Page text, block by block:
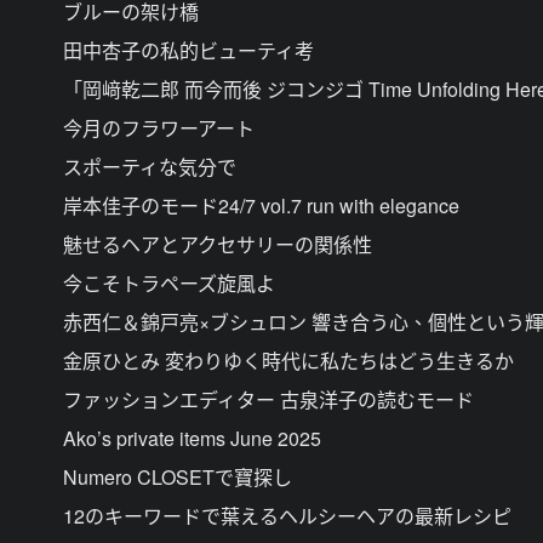
ブルーの架け橋
田中杏子の私的ビューティ考
「岡﨑乾二郎 而今而後 ジコンジゴ Time Unfolding
今月のフラワーアート
スポーティな気分で
岸本佳子のモード24/7 vol.7 run with elegance
魅せるヘアとアクセサリーの関係性
今こそトラペーズ旋風よ
赤西仁＆錦戸亮×ブシュロン 響き合う心、個性という
金原ひとみ 変わりゆく時代に私たちはどう生きるか
ファッションエディター 古泉洋子の読むモード
Ako’s private items June 2025
Numero CLOSETで寶探し
12のキーワードで葉えるヘルシーヘアの最新レシピ